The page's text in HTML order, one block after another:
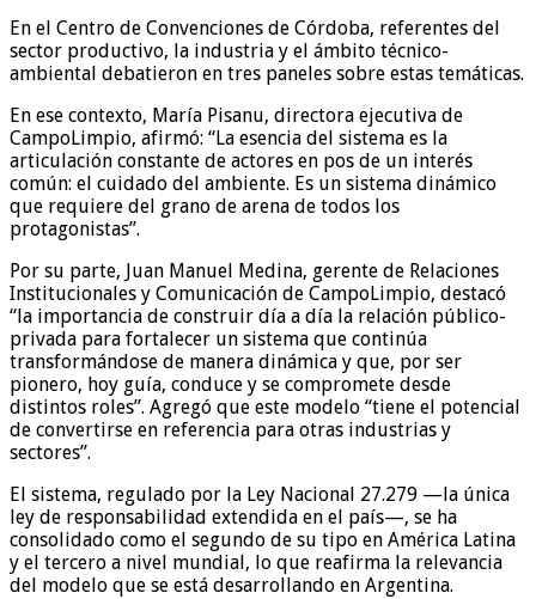
En el Centro de Convenciones de Córdoba, referentes del
sector productivo, la industria y el ámbito técnico-
ambiental debatieron en tres paneles sobre estas temáticas.
En ese contexto, María Pisanu, directora ejecutiva de
CampoLimpio, afirmó: “La esencia del sistema es la
articulación constante de actores en pos de un interés
común: el cuidado del ambiente. Es un sistema dinámico
que requiere del grano de arena de todos los
protagonistas”.
Por su parte, Juan Manuel Medina, gerente de Relaciones
Institucionales y Comunicación de CampoLimpio, destacó
“la importancia de construir día a día la relación público-
privada para fortalecer un sistema que continúa
transformándose de manera dinámica y que, por ser
pionero, hoy guía, conduce y se compromete desde
distintos roles”. Agregó que este modelo “tiene el potencial
de convertirse en referencia para otras industrias y
sectores”.
El sistema, regulado por la Ley Nacional 27.279 —la única
ley de responsabilidad extendida en el país—, se ha
consolidado como el segundo de su tipo en América Latina
y el tercero a nivel mundial, lo que reafirma la relevancia
del modelo que se está desarrollando en Argentina.